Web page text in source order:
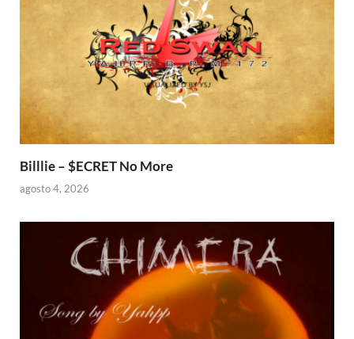
Billlie – $ECRET No More
agosto 4, 2026